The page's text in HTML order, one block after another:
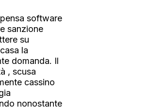
software
sanzione
su
la
domanda. Il
, scusa
cassino
nonostante